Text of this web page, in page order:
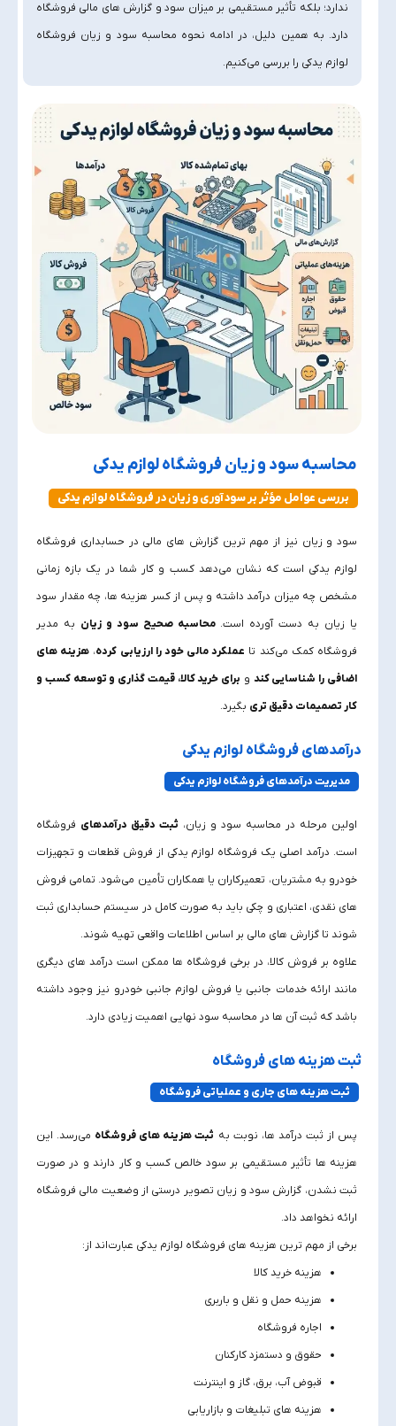
ندارد؛ بلکه تأثیر مستقیمی بر میزان سود و گزارش‌ های مالی فروشگاه
دارد. به همین دلیل، در ادامه نحوه محاسبه سود و زیان فروشگاه
لوازم یدکی را بررسی می‌کنیم.
محاسبه سود و زیان فروشگاه لوازم یدکی
بررسی عوامل مؤثر بر سودآوری و زیان در فروشگاه لوازم یدکی
سود و زیان نیز از مهم‌ ترین گزارش‌ های مالی در حسابداری فروشگاه
لوازم یدکی است که نشان می‌دهد کسب‌ و کار شما در یک بازه زمانی
مشخص چه میزان درآمد داشته و پس از کسر هزینه‌ ها، چه مقدار سود
یا زیان به دست آورده است.محاسبه صحیح سود و زیان به مدیر
فروشگاه کمک می‌کند تا عملکرد مالی خود را ارزیابی کرده، هزینه‌ های
اضافی را شناسایی کند و برای خرید کالا، قیمت‌ گذاری و توسعه کسب‌ و
کار تصمیمات دقیق‌ تری بگیرد.
درآمدهای فروشگاه لوازم یدکی
مدیریت درآمدهای فروشگاه لوازم یدکی
اولین مرحله در محاسبه سود و زیان، ثبت دقیق درآمدهای فروشگاه
است. درآمد اصلی یک فروشگاه لوازم یدکی از فروش قطعات و تجهیزات
خودرو به مشتریان، تعمیرکاران یا همکاران تأمین می‌شود. تمامی فروش‌
های نقدی، اعتباری و چکی باید به‌ صورت کامل در سیستم حسابداری ثبت
شوند تا گزارش‌ های مالی بر اساس اطلاعات واقعی تهیه شوند.
علاوه بر فروش کالا، در برخی فروشگاه‌ ها ممکن است درآمد های دیگری
مانند ارائه خدمات جانبی یا فروش لوازم جانبی خودرو نیز وجود داشته
باشد که ثبت آن‌ ها در محاسبه سود نهایی اهمیت زیادی دارد.
ثبت هزینه‌ های فروشگاه
ثبت هزینه‌ های جاری و عملیاتی فروشگاه
پس از ثبت درآمد ها، نوبت به ثبت هزینه‌ های فروشگاه می‌رسد. این
هزینه‌ ها تأثیر مستقیمی بر سود خالص کسب‌ و کار دارند و در صورت
ثبت نشدن، گزارش سود و زیان تصویر درستی از وضعیت مالی فروشگاه
ارائه نخواهد داد.
برخی از مهم‌ ترین هزینه‌ های فروشگاه لوازم یدکی عبارت‌اند از:
هزینه خرید کالا
هزینه حمل‌ و نقل و باربری
اجاره فروشگاه
حقوق و دستمزد کارکنان
قبوض آب، برق، گاز و اینترنت
هزینه‌ های تبلیغات و بازاریابی